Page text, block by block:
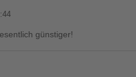
günstiger!